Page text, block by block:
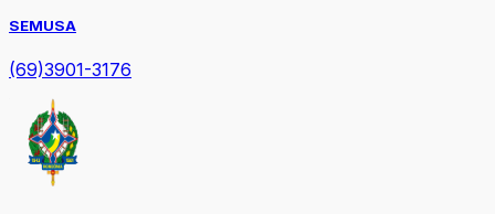
SEMUSA
(69)3901-3176